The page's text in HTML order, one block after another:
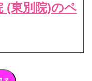
(東別院)のペ